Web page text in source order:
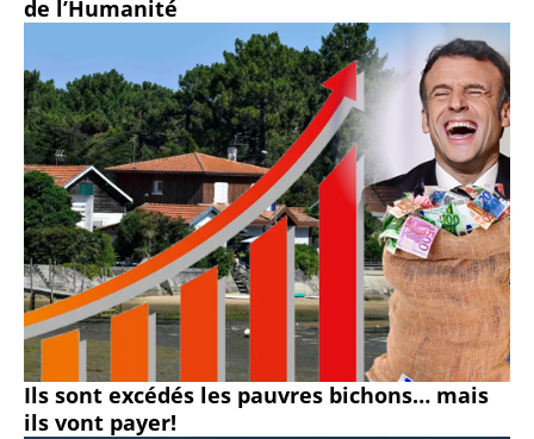
de l’Humanité
Ils sont excédés les pauvres bichons… mais
ils vont payer!